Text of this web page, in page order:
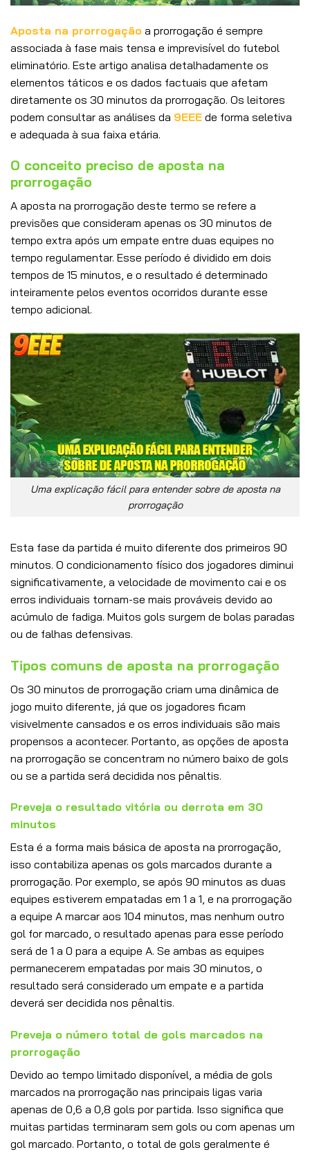
Aposta na prorrogação a prorrogação é sempre
associada à fase mais tensa e imprevisível do futebol
eliminatório. Este artigo analisa detalhadamente os
elementos táticos e os dados factuais que afetam
diretamente os 30 minutos da prorrogação. Os leitores
podem consultar as análises da 9EEE de forma seletiva
e adequada à sua faixa etária.
O conceito preciso de aposta na
prorrogação
A aposta na prorrogação deste termo se refere a
previsões que consideram apenas os 30 minutos de
tempo extra após um empate entre duas equipes no
tempo regulamentar. Esse período é dividido em dois
tempos de 15 minutos, e o resultado é determinado
inteiramente pelos eventos ocorridos durante esse
tempo adicional.
Uma explicação fácil para entender sobre de aposta na
prorrogação
Esta fase da partida é muito diferente dos primeiros 90
minutos. O condicionamento físico dos jogadores diminui
significativamente, a velocidade de movimento cai e os
erros individuais tornam-se mais prováveis ​​devido ao
acúmulo de fadiga. Muitos gols surgem de bolas paradas
ou de falhas defensivas.
Tipos comuns de aposta na prorrogação
Os 30 minutos de prorrogação criam uma dinâmica de
jogo muito diferente, já que os jogadores ficam
visivelmente cansados ​​e os erros individuais são mais
propensos a acontecer. Portanto, as opções de aposta
na prorrogação se concentram no número baixo de gols
ou se a partida será decidida nos pênaltis.
Preveja o resultado vitória ou derrota em 30
minutos
Esta é a forma mais básica de aposta na prorrogação,
isso contabiliza apenas os gols marcados durante a
prorrogação. Por exemplo, se após 90 minutos as duas
equipes estiverem empatadas em 1 a 1, e na prorrogação
a equipe A marcar aos 104 minutos, mas nenhum outro
gol for marcado, o resultado apenas para esse período
será de 1 a 0 para a equipe A. Se ambas as equipes
permanecerem empatadas por mais 30 minutos, o
resultado será considerado um empate e a partida
deverá ser decidida nos pênaltis.
Preveja o número total de gols marcados na
prorrogação
Devido ao tempo limitado disponível, a média de gols
marcados na prorrogação nas principais ligas varia
apenas de 0,6 a 0,8 gols por partida. Isso significa que
muitas partidas terminaram sem gols ou com apenas um
gol marcado. Portanto, o total de gols geralmente é